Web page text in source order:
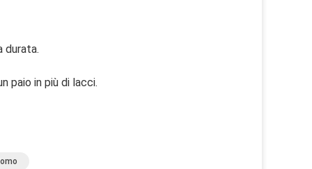
durata.
paio in più di lacci.